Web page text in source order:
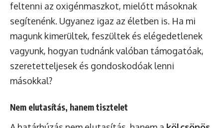
feltenni az oxigénmaszkot, mielőtt másoknak
segítenénk. Ugyanez igaz az életben is. Ha mi
magunk kimerültek, feszültek és elégedetlenek
vagyunk, hogyan tudnánk valóban támogatóak,
szeretetteljesek és gondoskodóak lenni
másokkal?
Nem elutasítás, hanem tisztelet